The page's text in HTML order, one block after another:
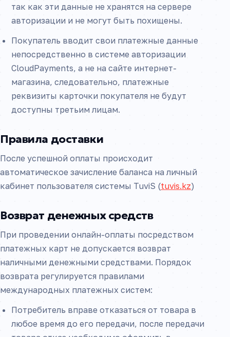
так как эти данные не хранятся на сервере
авторизации и не могут быть похищены.
Покупатель вводит свои платежные данные
непосредственно в системе авторизации
CloudPayments, а не на сайте интернет-
магазина, следовательно, платежные
реквизиты карточки покупателя не будут
доступны третьим лицам.
Правила доставки
После успешной оплаты происходит
автоматическое зачисление баланса на личный
кабинет пользователя системы TuviS (tuvis.kz)
Возврат денежных средств
При проведении онлайн-оплаты посредством
платежных карт не допускается возврат
наличными денежными средствами. Порядок
возврата регулируется правилами
международных платежных систем:
Потребитель вправе отказаться от товара в
любое время до его передачи, после передачи